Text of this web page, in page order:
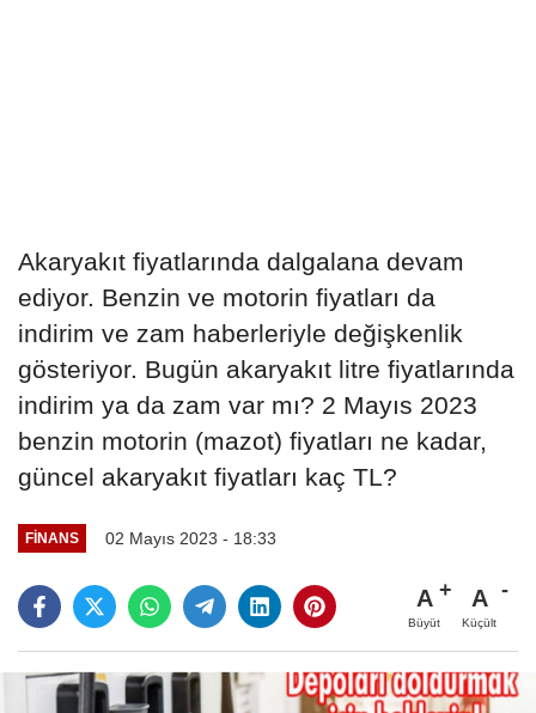
Akaryakıt fiyatlarında dalgalana devam
ediyor. Benzin ve motorin fiyatları da
indirim ve zam haberleriyle değişkenlik
gösteriyor. Bugün akaryakıt litre fiyatlarında
indirim ya da zam var mı? 2 Mayıs 2023
benzin motorin (mazot) fiyatları ne kadar,
güncel akaryakıt fiyatları kaç TL?
FINANS 02 Mayıs 2023 - 18:33
A
Büyüt
A
Küçült